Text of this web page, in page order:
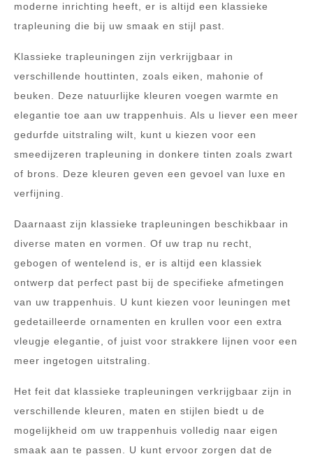
moderne inrichting heeft, er is altijd een klassieke
trapleuning die bij uw smaak en stijl past.
Klassieke trapleuningen zijn verkrijgbaar in
verschillende houttinten, zoals eiken, mahonie of
beuken. Deze natuurlijke kleuren voegen warmte en
elegantie toe aan uw trappenhuis. Als u liever een meer
gedurfde uitstraling wilt, kunt u kiezen voor een
smeedijzeren trapleuning in donkere tinten zoals zwart
of brons. Deze kleuren geven een gevoel van luxe en
verfijning.
Daarnaast zijn klassieke trapleuningen beschikbaar in
diverse maten en vormen. Of uw trap nu recht,
gebogen of wentelend is, er is altijd een klassiek
ontwerp dat perfect past bij de specifieke afmetingen
van uw trappenhuis. U kunt kiezen voor leuningen met
gedetailleerde ornamenten en krullen voor een extra
vleugje elegantie, of juist voor strakkere lijnen voor een
meer ingetogen uitstraling.
Het feit dat klassieke trapleuningen verkrijgbaar zijn in
verschillende kleuren, maten en stijlen biedt u de
mogelijkheid om uw trappenhuis volledig naar eigen
smaak aan te passen. U kunt ervoor zorgen dat de